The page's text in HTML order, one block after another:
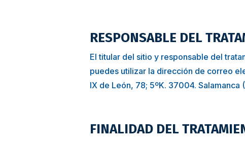
RESPONSABLE DEL
El titular del sitio y responsable del
puedes utilizar la dirección de correo
IX de León, 78; 5ºK. 37004. Salamanca
FINALIDAD DEL